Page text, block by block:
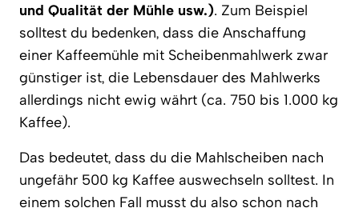
und Qualität der Mühle usw.). Zum Beispiel
solltest du bedenken, dass die Anschaffung
einer Kaffeemühle mit Scheibenmahlwerk zwar
günstiger ist, die Lebensdauer des Mahlwerks
allerdings nicht ewig währt (ca. 750 bis 1.000 kg
Kaffee).
Das bedeutet, dass du die Mahlscheiben nach
ungefähr 500 kg Kaffee auswechseln solltest. In
einem solchen Fall musst du also schon nach